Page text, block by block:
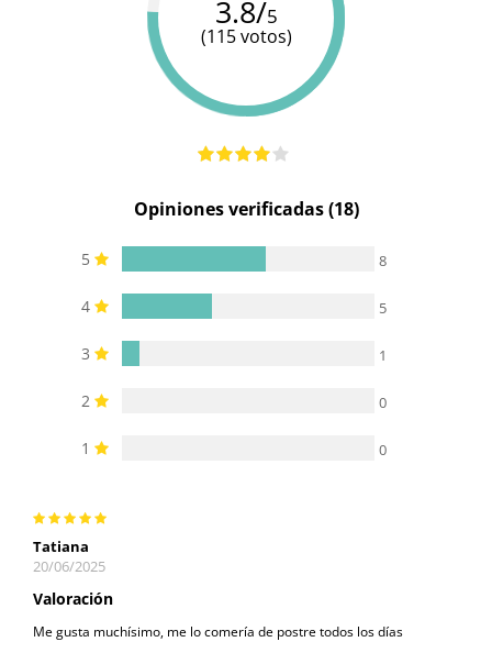
3.8/5
(115 votos)
Opiniones verificadas (18)
5 8
4 5
3 1
2 0
1 0
Tatiana
20/06/2025
Valoración
Me gusta muchísimo, me lo comería de postre todos los días